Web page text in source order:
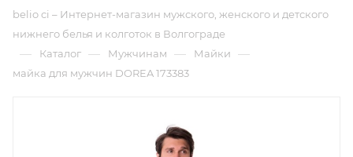
belio ci – Интернет-магазин мужского, женского и детского
нижнего белья и колготок в Волгограде
— Каталог — Мужчинам — Майки —
майка для мужчин DOREA 173383